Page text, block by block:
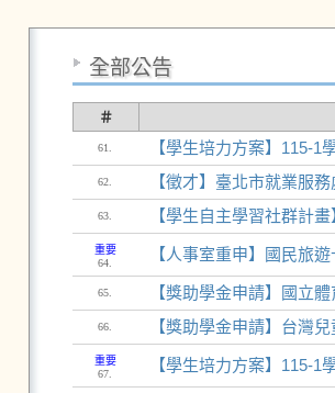
全部公告
＃
61. 【學生培力方案】115-
62. 【徵才】臺北市就業服
63. 【學生自主學習社群計
重要
64.
【人事室重申】國民旅
65. 【獎助學金申請】國立
66. 【獎助學金申請】台灣
重要
67.
【學生培力方案】115-1